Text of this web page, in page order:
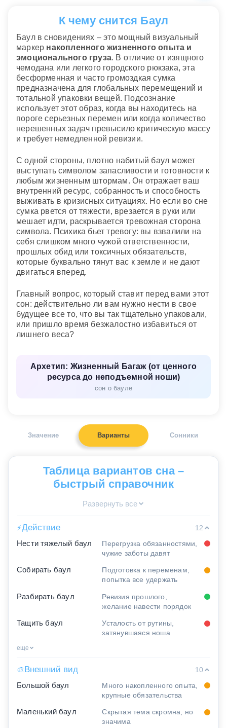
К чему снится Баул
Баул в сновидениях – это мощный визуальный
маркер накопленного жизненного опыта и
эмоционального груза. В отличие от изящного
чемодана или легкого городского рюкзака, эта
бесформенная и часто громоздкая сумка
предназначена для глобальных перемещений и
тотальной упаковки вещей. Подсознание
использует этот образ, когда вы находитесь на
пороге серьезных перемен или когда количество
нерешенных задач превысило критическую массу
и требует немедленной ревизии.
С одной стороны, плотно набитый баул может
выступать символом запасливости и готовности к
любым жизненным штормам. Он отражает ваш
внутренний ресурс, собранность и способность
выживать в кризисных ситуациях. Но если во сне
сумка рвется от тяжести, врезается в руки или
мешает идти, раскрывается тревожная сторона
символа. Психика бьет тревогу: вы взвалили на
себя слишком много чужой ответственности,
прошлых обид или токсичных обязательств,
которые буквально тянут вас к земле и не дают
двигаться вперед.
Главный вопрос, который ставит перед вами этот
сон: действительно ли вам нужно нести в свое
будущее все то, что вы так тщательно упаковали,
или пришло время безжалостно избавиться от
лишнего веса?
Архетип: Жизненный Багаж (от ценного
ресурса до неподъемной ноши)
сон о бауле
Значение Варианты Сонники
Таблица вариантов сна –
быстрый справочник
Развернуть все
⚡Действие
12
Нести тяжелый баул
Перегрузка обязанностями,
чужие заботы давят
Собирать баул
Подготовка к переменам,
попытка все удержать
Разбирать баул
Ревизия прошлого,
желание навести порядок
Тащить баул
Усталость от рутины,
затянувшаяся ноша
еще
🎨Внешний вид
10
Большой баул
Много накопленного опыта,
крупные обязательства
Маленький баул
Скрытая тема скромна, но
значима